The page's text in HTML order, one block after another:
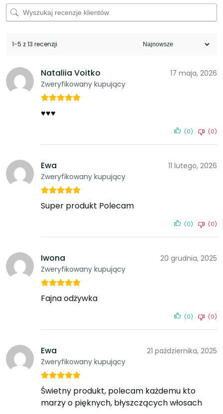
1-5 z 13 recenzji
Nataliia Voitko
Zweryfikowany kupujący
17 maja, 2026
♥️♥️♥️
(0) (0)
Ewa
Zweryfikowany kupujący
11 lutego, 2026
Super produkt Polecam
(0) (0)
Iwona
Zweryfikowany kupujący
20 grudnia, 2025
Fajna odżywka
(0) (0)
Ewa
Zweryfikowany kupujący
21 października, 2025
Świetny produkt, polecam każdemu kto
marzy o pięknych, błyszczących włosach